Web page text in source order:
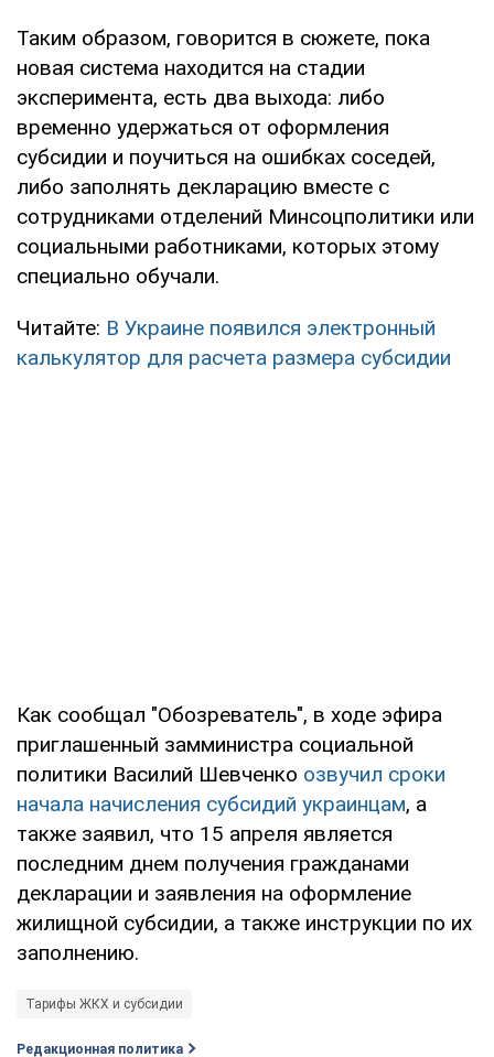
Таким образом, говорится в сюжете, пока
новая система находится на стадии
эксперимента, есть два выхода: либо
временно удержаться от оформления
субсидии и поучиться на ошибках соседей,
либо заполнять декларацию вместе с
сотрудниками отделений Минсоцполитики или
социальными работниками, которых этому
специально обучали.
Читайте: В Украине появился электронный
калькулятор для расчета размера субсидии
Как сообщал "Обозреватель", в ходе эфира
приглашенный замминистра социальной
политики Василий Шевченко озвучил сроки
начала начисления субсидий украинцам, а
также заявил, что 15 апреля является
последним днем получения гражданами
декларации и заявления на оформление
жилищной субсидии, а также инструкции по их
заполнению.
Тарифы ЖКХ и субсидии
Редакционная политика